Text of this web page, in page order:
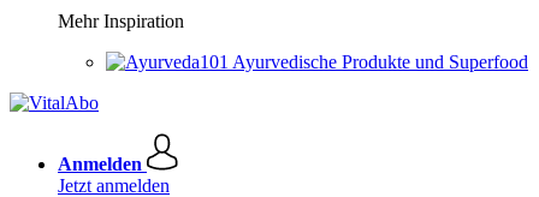
Mehr Inspiration
Ayurvedische Produkte und Superfood
Anmelden
Jetzt anmelden